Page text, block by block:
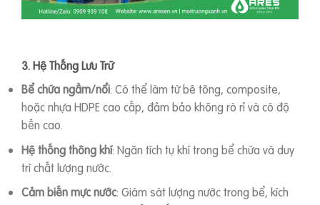
3. Hệ Thống Lưu Trữ
Bể chứa ngầm/nổi: Có thể làm từ bê tông, composite,
hoặc nhựa HDPE cao cấp, đảm bảo không rò rỉ và có độ
bền cao.
Hệ thống thông khí: Ngăn tích tụ khí trong bể chứa và duy
trì chất lượng nước.
Cảm biến mực nước: Giám sát lượng nước trong bể, kích